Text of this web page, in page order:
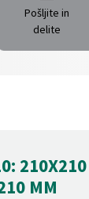
Pošljite in
delite
MM